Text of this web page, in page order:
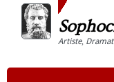
Artiste,